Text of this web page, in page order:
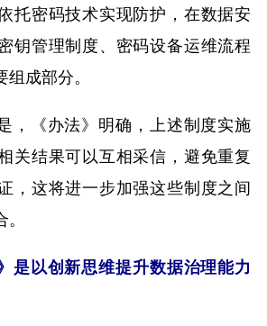
托密码技术实现防护，在数据安
钥管理制度、密码设备运维流程
成部分。
，《办法》明确，上述制度实施
关结果可以互相采信，避免重复
，这将进一步加强这些制度之间
是以创新思维提升数据治理能力